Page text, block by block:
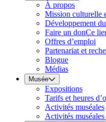
À propos
Mission culturelle
Développement
Faire un donCe
Offres d’emploi
Partenariat et
Blogue
Médias
Musée
Expositions
Tarifs et heures
Activités muséales
Activités